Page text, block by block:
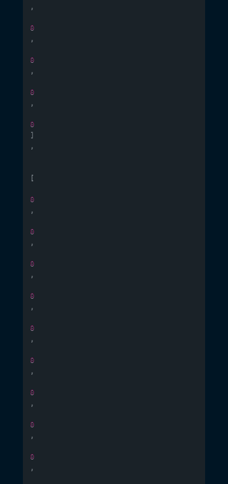
,
0
,
0
,
0
,
0
]
,
[
0
,
0
,
0
,
0
,
0
,
0
,
0
,
0
,
0
,